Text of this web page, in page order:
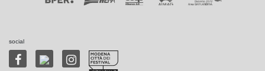
social